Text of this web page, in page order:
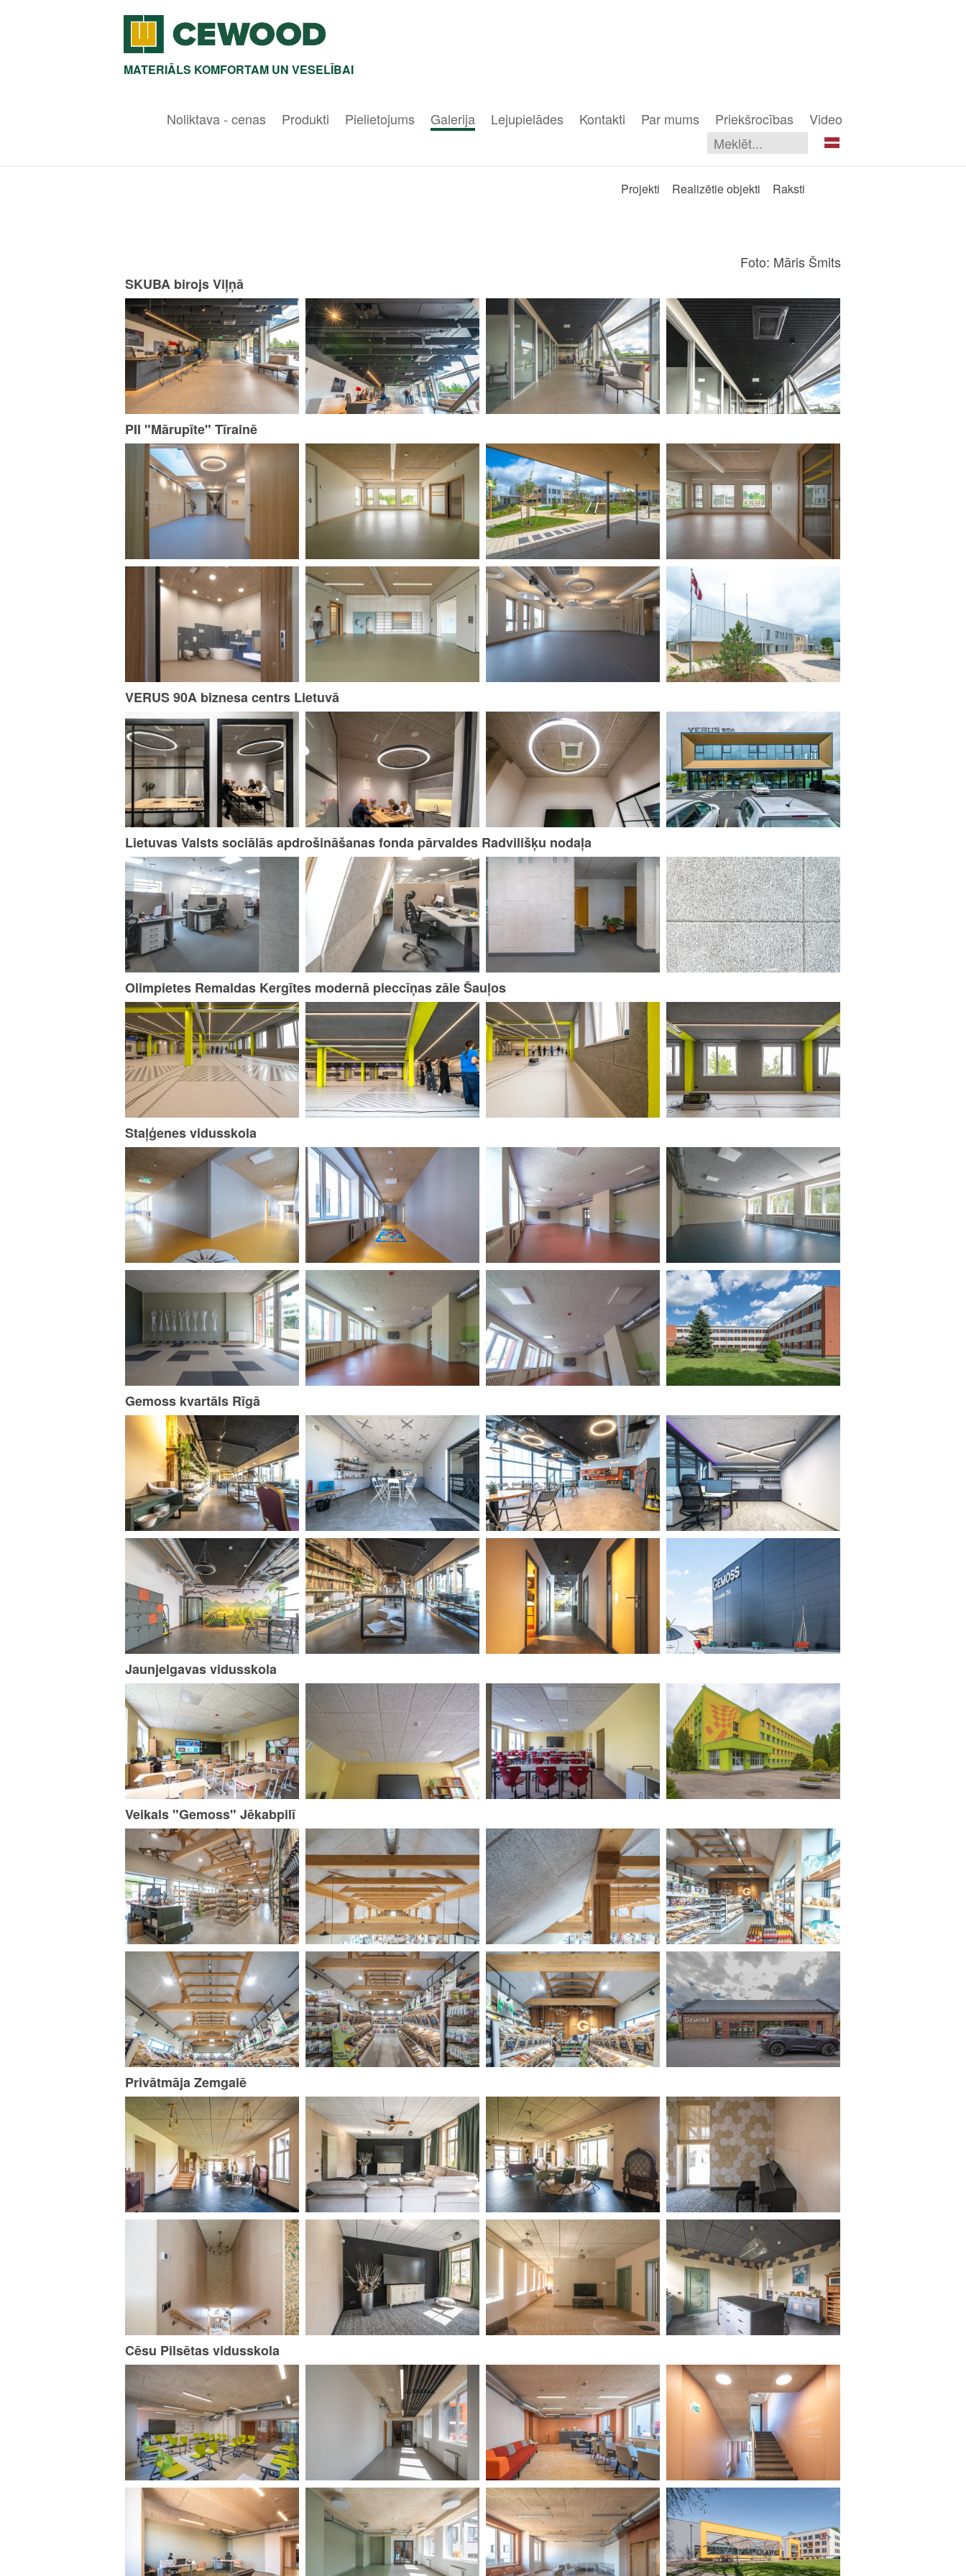
MATERIĀLS KOMFORTAM UN VESELĪBAI
Noliktava - cenas Produkti Pielietojums Galerija Lejupielādes Kontakti Par mums Priekšrocības Video
Projekti Realizētie objekti Raksti
Foto: Māris Šmits
SKUBA birojs Viļņā
PII "Mārupīte" Tīrainē
VERUS 90A biznesa centrs Lietuvā
Lietuvas Valsts sociālās apdrošināšanas fonda pārvaldes Radvilišķu nodaļa
Olimpietes Remaldas Kergītes modernā pieccīņas zāle Šauļos
Staļģenes vidusskola
Gemoss kvartāls Rīgā
Jaunjelgavas vidusskola
Veikals "Gemoss" Jēkabpilī
Privātmāja Zemgalē
Cēsu Pilsētas vidusskola